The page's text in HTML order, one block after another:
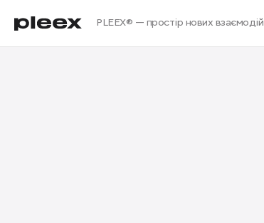
PLEEX® — простір нових взаємодій